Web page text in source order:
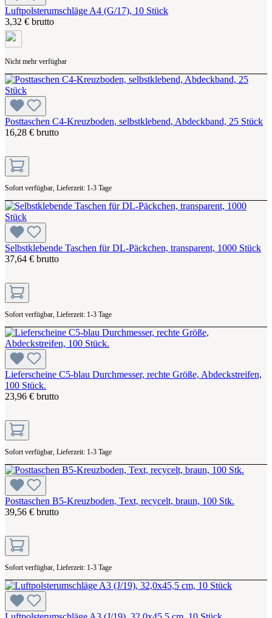
Luftpolsterumschläge A4 (G/17), 10 Stück
3,32 € brutto
Nicht mehr verfügbar
Posttaschen C4-Kreuzboden, selbstklebend, Abdeckband, 25 Stück
16,28 € brutto
Sofort verfügbar, Lieferzeit: 1-3 Tage
Selbstklebende Taschen für DL-Päckchen, transparent, 1000 Stück
37,64 € brutto
Sofort verfügbar, Lieferzeit: 1-3 Tage
Lieferscheine C5-blau Durchmesser, rechte Größe, Abdeckstreifen,
100 Stück.
23,96 € brutto
Sofort verfügbar, Lieferzeit: 1-3 Tage
Posttaschen B5-Kreuzboden, Text, recycelt, braun, 100 Stk.
39,56 € brutto
Sofort verfügbar, Lieferzeit: 1-3 Tage